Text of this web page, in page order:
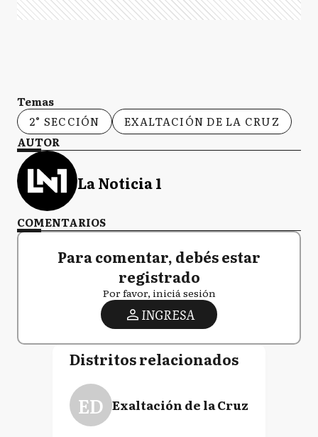
Temas
2° SECCIÓN
EXALTACIÓN DE LA CRUZ
AUTOR
La Noticia 1
COMENTARIOS
Para comentar, debés estar
registrado
Por favor, iniciá sesión
INGRESA
Distritos relacionados
ED Exaltación de la Cruz